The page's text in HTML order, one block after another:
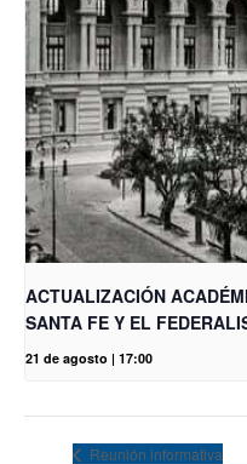
ACTUALIZACIÓN
SANTA FE Y EL
21 de agosto | 17:00
Reunión informativa